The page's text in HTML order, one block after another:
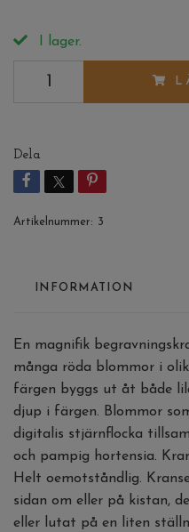
I lager.
Dela
Artikelnummer: 3
INFORMATION
En magnifik
många röda blommor i
färgen byggs ut åt både
djup i färgen. Blommor
digitalis stjärnflocka
och pampig hortensia.
Helt oemotståndlig.
sidan om eller på kistan,
eller lutat på en liten